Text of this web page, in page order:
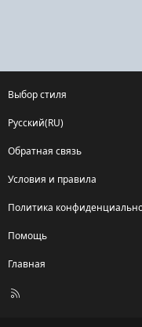
Выбор стиля
Русский(RU)
Обратная связь
Условия и правила
Политика
Помощь
Главная
R